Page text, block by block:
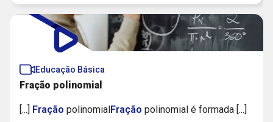
Educação Básica
Fração polinomial​
[...] Fração polinomial​Fração polinomial é formada [...]